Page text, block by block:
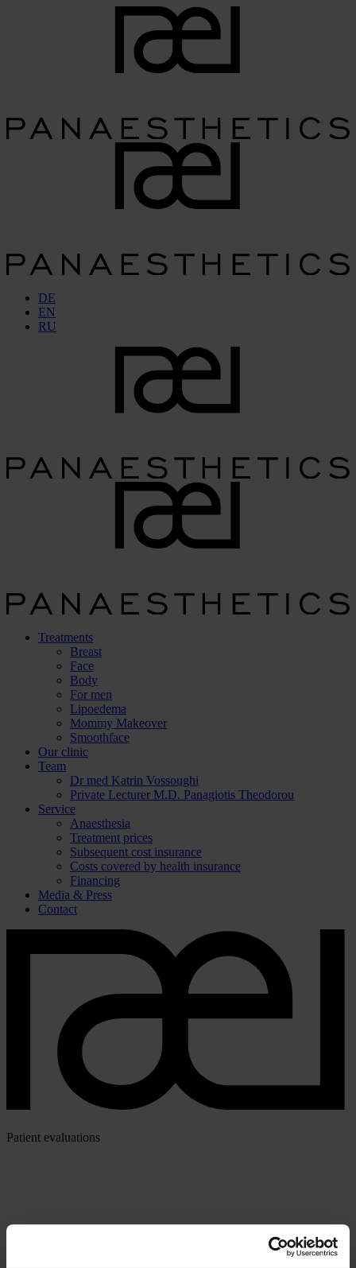
DE
EN
RU
Treatments
Breast
Face
Body
For men
Lipoedema
Mommy Makeover
Smoothface
Our clinic
Team
Dr med Katrin Vossoughi
Private Lecturer M.D. Panagiotis Theodorou
Service
Anaesthesia
Treatment prices
Subsequent cost insurance
Costs covered by health insurance
Financing
Media & Press
Contact
Patient evaluations